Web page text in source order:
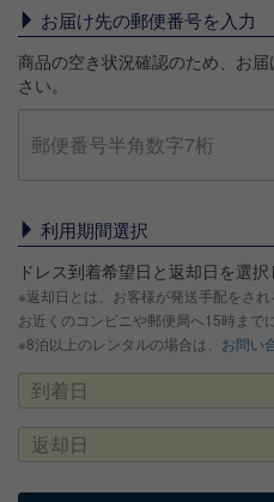
お届け先の郵便番号を入力
商品の空き状況確認のため、お
さい。
利用期間選択
ドレス到着希望日と返却日を選択
※返却日とは、お客様が発送手配をされ
お近くのコンビニや郵便局へ15時まで
※8泊以上のレンタルの場合は、 お問い